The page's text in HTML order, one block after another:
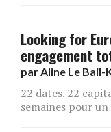
Looking for
engagement
par Aline Le Bail-
22 dates. 22
semaines pour